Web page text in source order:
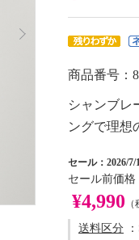
商品番号：
シャンブレ
ングで理想
セール：2026/7/
セール前価格
¥4,990
送料区分